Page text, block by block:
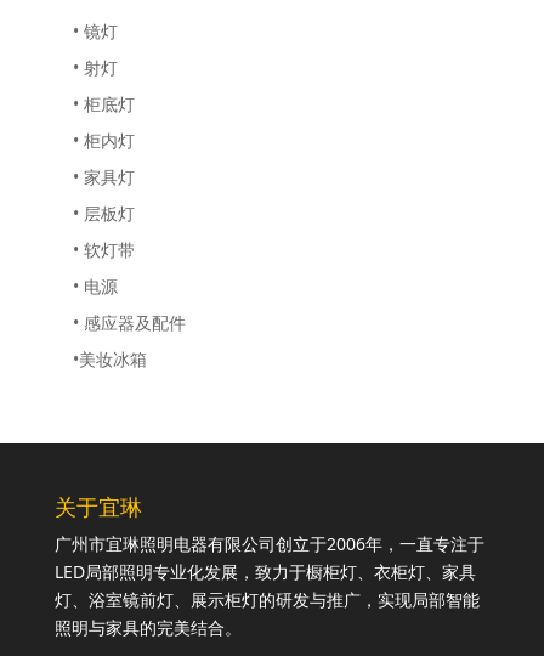
• 镜灯
• 射灯
• 柜底灯
• 柜内灯
• 家具灯
• 层板灯
• 软灯带
• 电源
• 感应器及配件
•美妆冰箱
关于宜琳
广州市宜琳照明电器有限公司创立于2006年，一直专注于
LED局部照明专业化发展，致力于橱柜灯、衣柜灯、家具
灯、浴室镜前灯、展示柜灯的研发与推广，实现局部智能
照明与家具的完美结合。